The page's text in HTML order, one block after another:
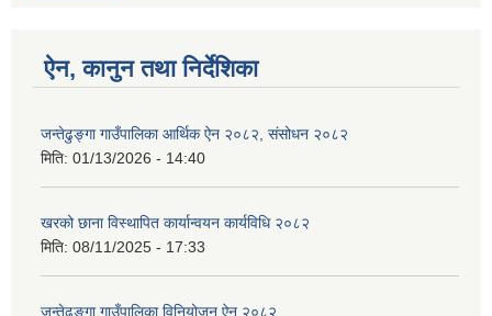
ऐन, कानुन तथा निर्देशिका
जन्तेढुङ्गा गाउँपालिका आर्थिक ऐन २०८२, संसोधन २०८२
मिति: 01/13/2026 - 14:40
खरको छाना विस्थापित कार्यान्वयन कार्यविधि २०८२
मिति: 08/11/2025 - 17:33
जन्तेढुङ्गा गाउँपालिका विनियोजन ऐन २०८२